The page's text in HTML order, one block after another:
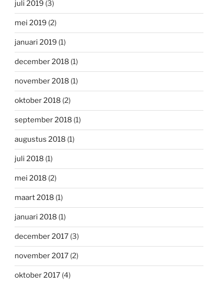
juli 2019 (3)
mei 2019 (2)
januari 2019 (1)
december 2018 (1)
november 2018 (1)
oktober 2018 (2)
september 2018 (1)
augustus 2018 (1)
juli 2018 (1)
mei 2018 (2)
maart 2018 (1)
januari 2018 (1)
december 2017 (3)
november 2017 (2)
oktober 2017 (4)